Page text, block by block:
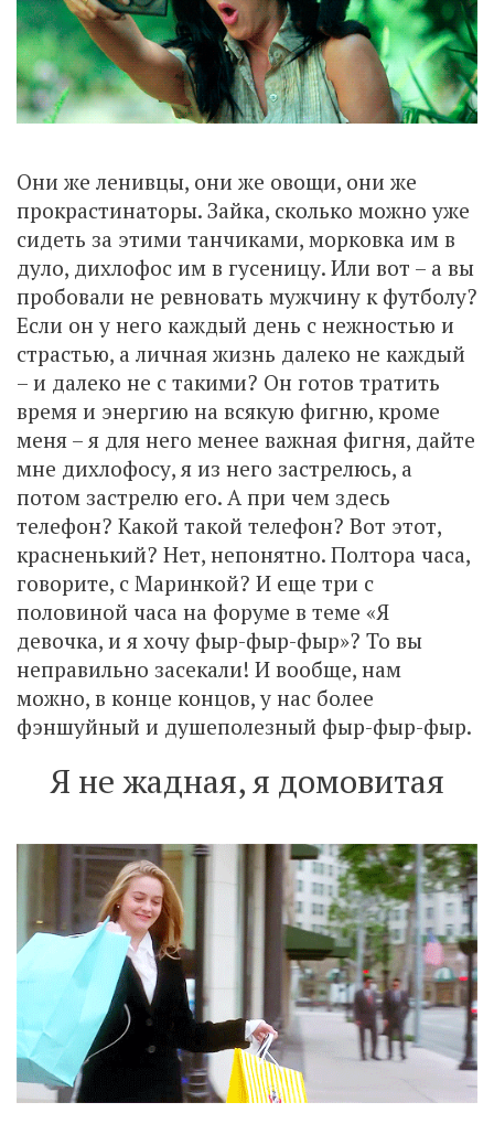
Они же ленивцы, они же овощи, они же
прокрастинаторы. Зайка, сколько можно уже
сидеть за этими танчиками, морковка им в
дуло, дихлофос им в гусеницу. Или вот – а вы
пробовали не ревновать мужчину к футболу?
Если он у него каждый день с нежностью и
страстью, а личная жизнь далеко не каждый
– и далеко не с такими? Он готов тратить
время и энергию на всякую фигню, кроме
меня – я для него менее важная фигня, дайте
мне дихлофосу, я из него застрелюсь, а
потом застрелю его. А при чем здесь
телефон? Какой такой телефон? Вот этот,
красненький? Нет, непонятно. Полтора часа,
говорите, с Маринкой? И еще три с
половиной часа на форуме в теме «Я
девочка, и я хочу фыр-фыр-фыр»? То вы
неправильно засекали! И вообще, нам
можно, в конце концов, у нас более
фэншуйный и душеполезный фыр-фыр-фыр.
Я не жадная, я домовитая